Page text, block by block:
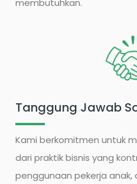
membutuhkan.
Tanggung Jawab
Kami berkomitmen untuk
dari praktik bisnis yang
penggunaan pekerja anak,